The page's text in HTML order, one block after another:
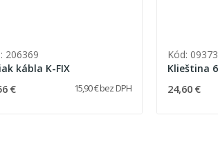
206369
kábla K-FIX
€ 15,90 € bez DPH
Kód:
Klieština
24,60 €